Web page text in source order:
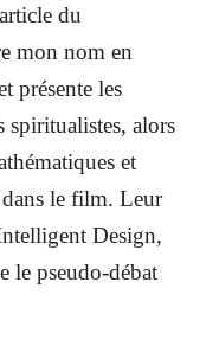
du
mon nom en
présente les
spiritualistes, alors
et
dans le film. Leur
Design,
le pseudo-débat